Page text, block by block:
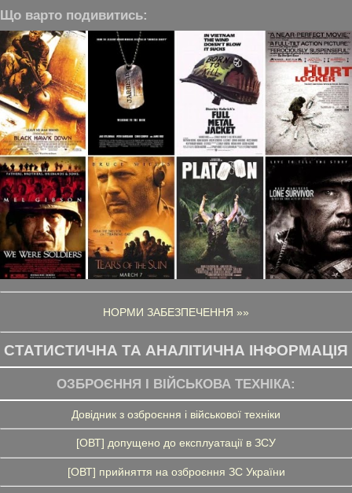
Що варто подивитись:
НОРМИ ЗАБЕЗПЕЧЕННЯ »»
СТАТИСТИЧНА ТА АНАЛІТИЧНА ІНФОРМАЦІЯ
ОЗБРОЄННЯ І ВІЙСЬКОВА ТЕХНІКА:
Довідник з озброєння і військової техніки
[ОВТ] допущено до експлуатації в ЗСУ
[ОВТ] прийняття на озброєння ЗС України